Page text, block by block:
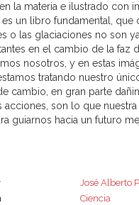
la materia e ilustrado con
es un libro fundamental, que
o las glaciaciones no son
en el cambio de la faz
nosotros, y en estas
tratando nuestro
cambio, en gran parte
acciones, son lo que
guiarnos hacia un futuro
José Alberto
Ciencia